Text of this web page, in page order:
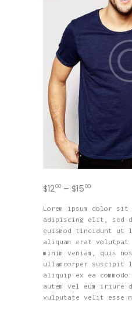
$1200– $1500
Lorem ipsum dolor sit
adipiscing elit, sed
euismod tincidunt ut
aliquam erat
minim veniam, quis
ullamcorper
aliquip ex ea
autem vel eum
vulputate velit esse